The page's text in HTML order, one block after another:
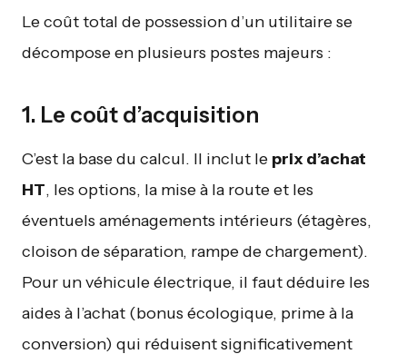
Le coût total de possession d’un utilitaire se
décompose en plusieurs postes majeurs :
1. Le coût d’acquisition
C’est la base du calcul. Il inclut le prix d’achat
HT, les options, la mise à la route et les
éventuels aménagements intérieurs (étagères,
cloison de séparation, rampe de chargement).
Pour un véhicule électrique, il faut déduire les
aides à l’achat (bonus écologique, prime à la
conversion) qui réduisent significativement